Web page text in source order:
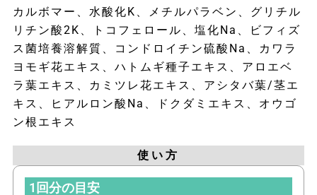
カルボマー、水酸化K、メチルパラベン、グリチル
リチン酸2K、トコフェロール、塩化Na、ビフィズ
ス菌培養溶解質、コンドロイチン硫酸Na、カワラ
ヨモギ花エキス、ハトムギ種子エキス、アロエベ
ラ葉エキス、カミツレ花エキス、アシタバ葉/茎エ
キス、ヒアルロン酸Na、ドクダミエキス、オウゴ
ン根エキス
使い方
1回分の目安